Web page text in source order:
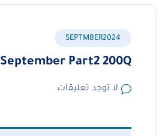
SEPTMBER2024
September Part2 200Q
لا توجد تعليقات